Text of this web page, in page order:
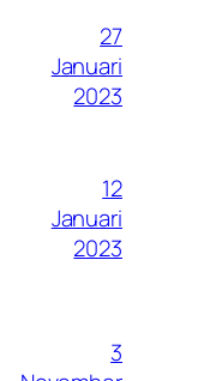
27
Januari
2023
12
Januari
2023
3